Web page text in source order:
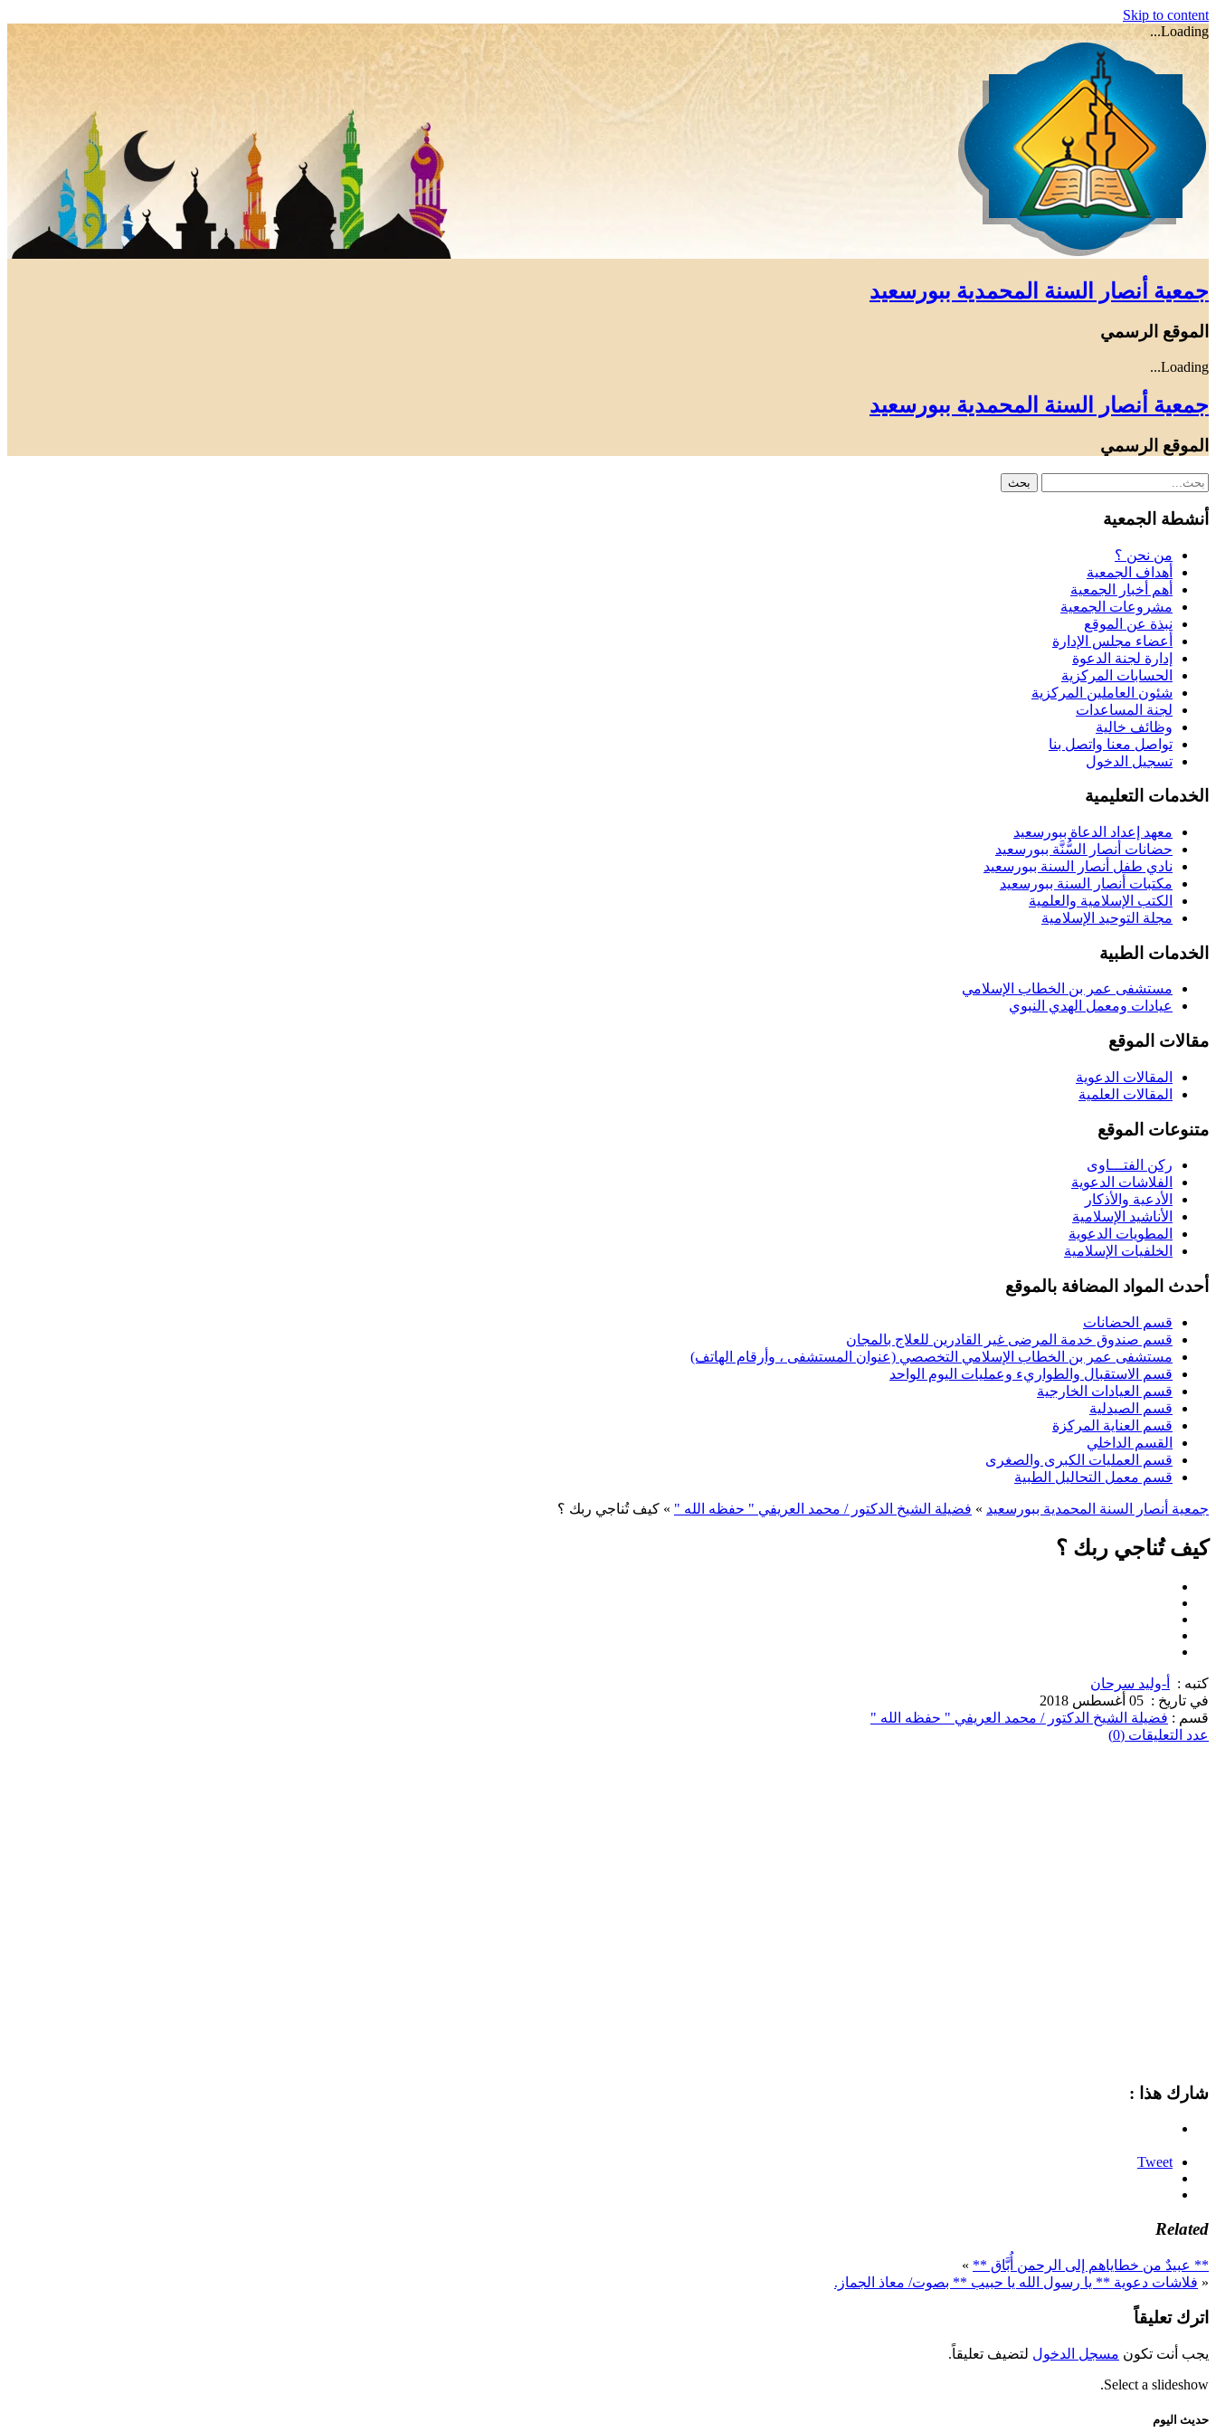
Skip to content
Loading...
جمعية أنصار السنة المحمدية ببورسعيد
الموقع الرسمي
Loading...
جمعية أنصار السنة المحمدية ببورسعيد
الموقع الرسمي
أنشطة الجمعية
من نحن ؟
أهداف الجمعية
أهم أخبار الجمعية
مشروعات الجمعية
نبذة عن الموقع
أعضاء مجلس الإدارة
إدارة لجنة الدعوة
الحسابات المركزية
شئون العاملين المركزية
لجنة المساعدات
وظائف خالية
تواصل معنا واتصل بنا
تسجيل الدخول
الخدمات التعليمية
معهد إعداد الدعاة ببورسعيد
حضانات أنصار السُّنَّة ببورسعيد
نادي طفل أنصار السنة ببورسعيد
مكتبات أنصار السنة ببورسعيد
الكتب الإسلامية والعلمية
مجلة التوحيد الإسلامية
الخدمات الطبية
مستشفى عمر بن الخطاب الإسلامي
عيادات ومعمل الهدي النبوي
مقالات الموقع
المقالات الدعوية
المقالات العلمية
متنوعات الموقع
ركن الفتـــاوى
الفلاشات الدعوية
الأدعية والأذكار
الأناشيد الإسلامية
المطويات الدعوية
الخلفيات الإسلامية
أحدث المواد المضافة بالموقع
قسم الحضانات
قسم صندوق خدمة المرضى غير القادرين للعلاج بالمجان
مستشفى عمر بن الخطاب الإسلامي التخصصي (عنوان المستشفى ، وأرقام الهاتف)
قسم الاستقبال والطواريء وعمليات اليوم الواحد
قسم العيادات الخارجية
قسم الصيدلية
قسم العناية المركزة
القسم الداخلي
قسم العمليات الكبرى والصغرى
قسم معمل التحاليل الطبية
جمعية أنصار السنة المحمدية ببورسعيد » فضيلة الشيخ الدكتور / محمد العريفي " حفظه الله " » كيف تُناجي ربك ؟
كيف تُناجي ربك ؟
كتبه :
أ-وليد سرحان
في تاريخ : 05 أغسطس 2018
قسم : فضيلة الشيخ الدكتور / محمد العريفي " حفظه الله "
عدد التعليقات (0)
شارك هذا :
Tweet
Related
** عبيدٌ من خطاياهم إلى الرحمن أُبَّاق ** »
« فلاشات دعوية ** يا رسول الله يا حبيب ** بصوت/ معاذ الجماز.
اترك تعليقاً
يجب أنت تكون مسجل الدخول لتضيف تعليقاً.
Select a slideshow.
حديث اليوم